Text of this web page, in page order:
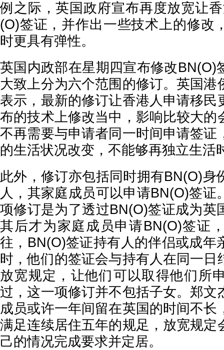
例之际，英国政府宣布再度放宽让
(O)签证，并作出一些技术上的修改
时更具有弹性。
英国内政部在星期四宣布修改BN(O)
大致上分为六个范围的修订。英国港
表示，最新的修订让香港人申请移民
布的技术上修改当中，影响比较大的
不再需要与申请者同一时间申请签证
的生活状况改变，不能够再独立生活
此外，修订亦包括同时拥有BN(O)身
人，其家庭成员可以申请BN(O)签证
项修订是为了透过BN(O)签证成为英
其后才为家庭成员申请BN(O)签证
往，BN(O)签证持有人的伴侣或成年
时，他们的签证会与持有人在同一日
放宽规定，让他们可以取得他们所
过，这一项修订并不包括子女。郑文
成员或许一年间留在英国的时间不长
满足连续居住五年的规足，放宽规定
己的情况完成要求并定居。